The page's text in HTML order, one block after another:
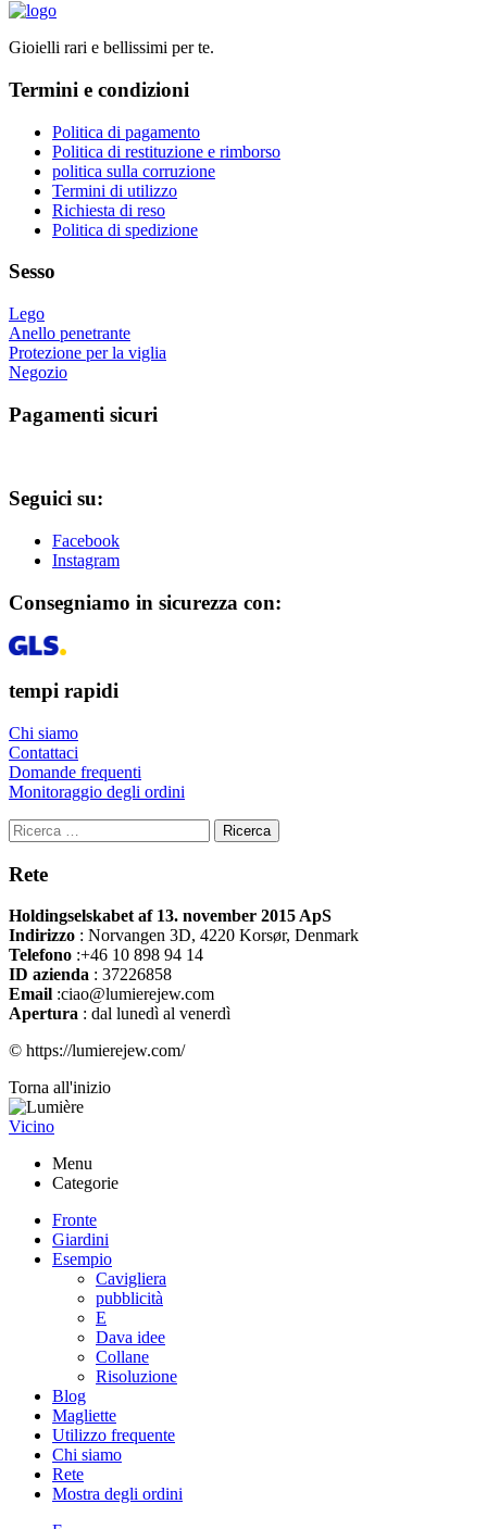
del
varianti.
opzioni
essere
scelte
nella
pagina
del
prodotto
Gioielli rari e bellissimi per te.
Termini e condizioni
Politica di pagamento
Politica di restituzione e rimborso
politica sulla corruzione
Termini di utilizzo
Richiesta di reso
Politica di spedizione
Sesso
Lego
Anello penetrante
Protezione per la viglia
Negozio
Pagamenti sicuri
Seguici su:
Facebook
Instagram
Consegniamo in sicurezza con:
tempi rapidi
Chi siamo
Contattaci
Domande frequenti
Monitoraggio degli ordini
Ricerca
Rete
Holdingselskabet af 13. november 2015 ApS
Indirizzo : Norvangen 3D, 4220 Korsør, Denmark
Telefono :+46 10 898 94 14
ID azienda : 37226858
Email :ciao@lumierejew.com
Apertura : dal lunedì al venerdì
© https://lumierejew.com/
Torna all'inizio
Vicino
Menu
Categorie
Fronte
Giardini
Esempio
Cavigliera
pubblicità
E
Dava idee
Collane
Risoluzione
Blog
Magliette
Utilizzo frequente
Chi siamo
Rete
Mostra degli ordini